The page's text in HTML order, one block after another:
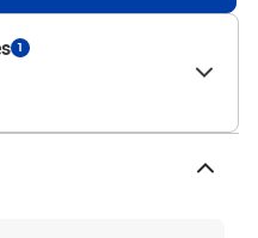
(L x l x É)Dimensions du
recommandée :
réglablesAssemblage
de table basseVis (M5 x
de table
1